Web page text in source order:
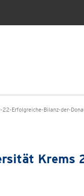
Erfolgreiche-Bilanz-der-
Krems